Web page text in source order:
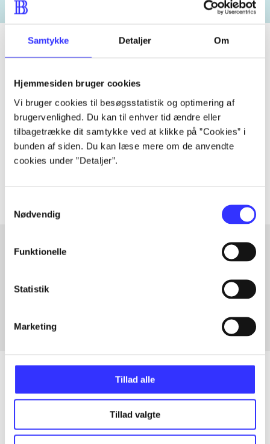
Samtykke Detaljer Om
Hjemmesiden bruger cookies
Vi bruger cookies til besøgsstatistik og optimering af
brugervenlighed. Du kan til enhver tid ændre eller
tilbagetrække dit samtykke ved at klikke på ”Cookies” i
bunden af siden. Du kan læse mere om de anvendte
cookies under ”Detaljer”.
Nødvendig
Funktionelle
Statistik
Marketing
Tillad alle
Tillad valgte
Tidsskrift
Artiklen er en del af
lorem ipsum dolor sit amet ...
Tidsskrift
handler ofte om
Fra
Alle registrerede artikler fordelt på udgivelser